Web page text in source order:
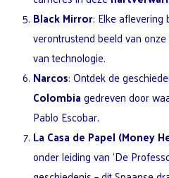
Black Mirror: Elke
verontrustend beeld van
van technologie.
Narcos: Ontdek de
Colombiagedreven door
Pablo Escobar.
La Casa de Papel (Money
onder leiding van ‘De